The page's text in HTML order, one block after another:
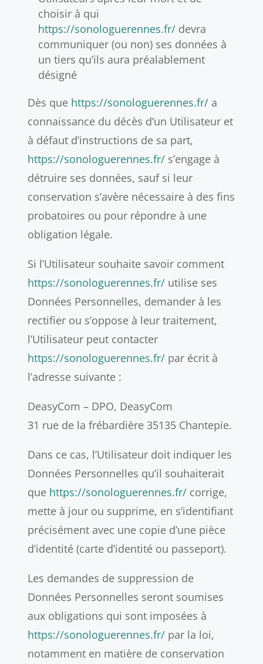
choisir à qui
https://sonologuerennes.fr/ devra
communiquer (ou non) ses données à
un tiers qu’ils aura préalablement
désigné
Dès que https://sonologuerennes.fr/ a
connaissance du décès d’un Utilisateur et
à défaut d’instructions de sa part,
https://sonologuerennes.fr/ s’engage à
détruire ses données, sauf si leur
conservation s’avère nécessaire à des fins
probatoires ou pour répondre à une
obligation légale.
Si l’Utilisateur souhaite savoir comment
https://sonologuerennes.fr/ utilise ses
Données Personnelles, demander à les
rectifier ou s’oppose à leur traitement,
l’Utilisateur peut contacter
https://sonologuerennes.fr/ par écrit à
l’adresse suivante :
DeasyCom – DPO, DeasyCom
31 rue de la frébardière 35135 Chantepie.
Dans ce cas, l’Utilisateur doit indiquer les
Données Personnelles qu’il souhaiterait
que https://sonologuerennes.fr/ corrige,
mette à jour ou supprime, en s’identifiant
précisément avec une copie d’une pièce
d’identité (carte d’identité ou passeport).
Les demandes de suppression de
Données Personnelles seront soumises
aux obligations qui sont imposées à
https://sonologuerennes.fr/ par la loi,
notamment en matière de conservation